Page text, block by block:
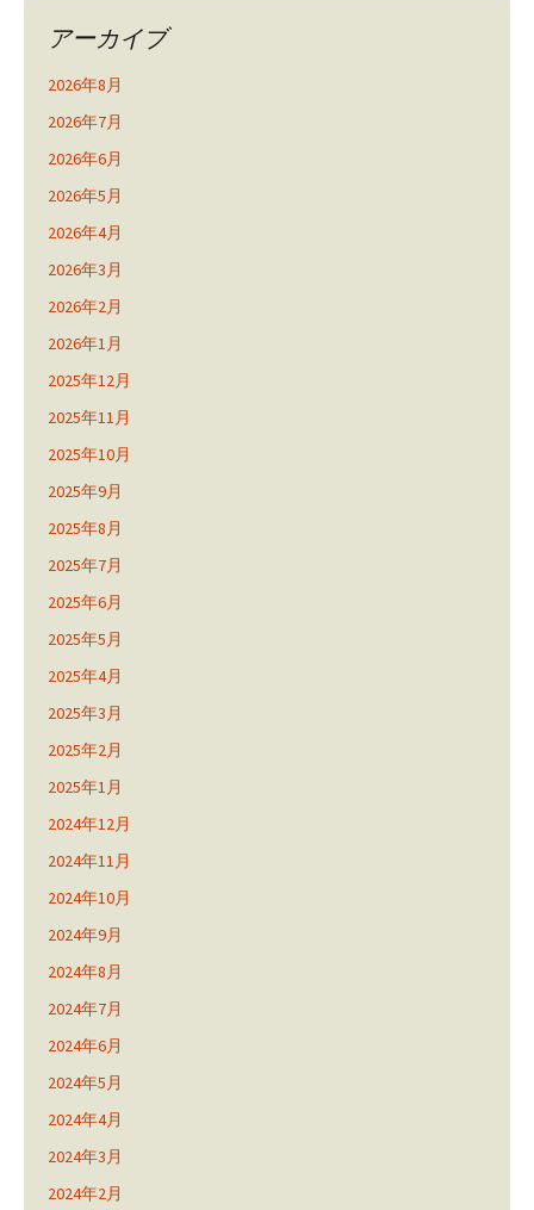
アーカイブ
2026年8月
2026年7月
2026年6月
2026年5月
2026年4月
2026年3月
2026年2月
2026年1月
2025年12月
2025年11月
2025年10月
2025年9月
2025年8月
2025年7月
2025年6月
2025年5月
2025年4月
2025年3月
2025年2月
2025年1月
2024年12月
2024年11月
2024年10月
2024年9月
2024年8月
2024年7月
2024年6月
2024年5月
2024年4月
2024年3月
2024年2月